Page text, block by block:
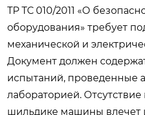
ТР ТС 010/2011 «О
оборудования» требует
механической и
Документ должен
испытаний, проведенные
лабораторией.
шильдике машины влечет